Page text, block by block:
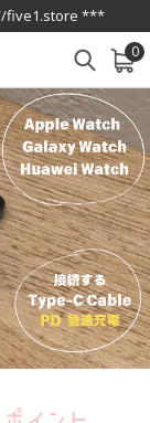
five1.store ***
0
查看